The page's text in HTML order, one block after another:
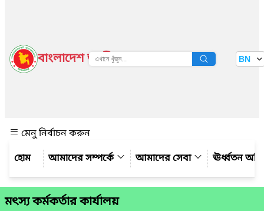
বাংলাদেশ জাতীয় তথ্য বাতায়ন BN
মেনু নির্বাচন করুন
আমাদের সম্পর্কে
আমাদের সেবা ঊর্ধ্বতন
মৎস্য কর্মকর্তার কার্যালয়